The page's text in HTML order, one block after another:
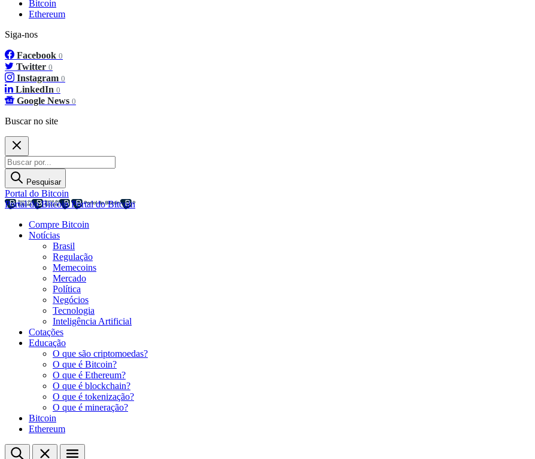
Bitcoin
Ethereum
Siga-nos
Facebook 0
Twitter 0
Instagram 0
LinkedIn 0
Google News 0
Buscar no site
Pesquisar
Portal do Bitcoin
Portal do BitcoinPortal do Bitcoin
Compre Bitcoin
Notícias
Brasil
Regulação
Memecoins
Mercado
Política
Negócios
Tecnologia
Inteligência Artificial
Cotações
Educação
O que são criptomoedas?
O que é Bitcoin?
O que é Ethereum?
O que é blockchain?
O que é tokenização?
O que é mineração?
Bitcoin
Ethereum